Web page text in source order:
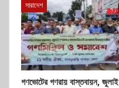
সারাদেশ
গণভোটের গণরায় বাস্তবায়ন, জুলাই